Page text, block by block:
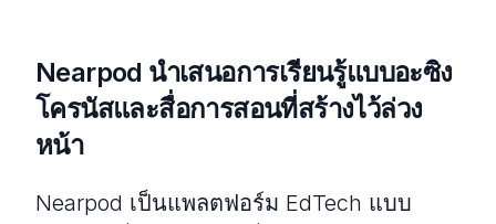
Nearpod นําเสนอการเรียนรู้แบบอะซิง
โครนัสและสื่อการสอนที่สร้างไว้ล่วง
หน้า
Nearpod เป็นแพลตฟอร์ม EdTech แบบ